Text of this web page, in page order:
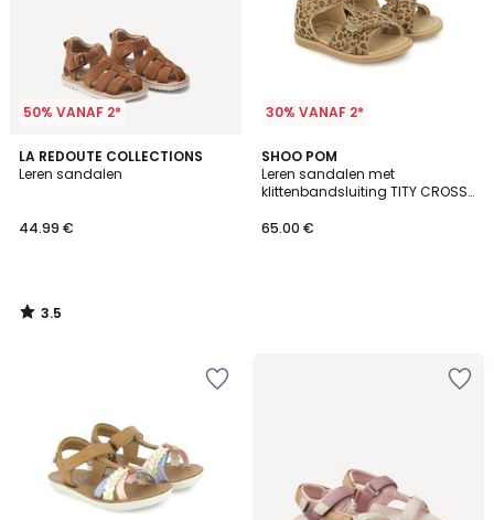
50% VANAF 2*
LA REDOUTE COLLECTIONS
Leren sandalen
44.99 €
3.5
/ 5
3.5
/
30% VANAF 2*
SHOO POM
Leren sandalen met
klittenbandsluiting TITY CROSS
65.00 €